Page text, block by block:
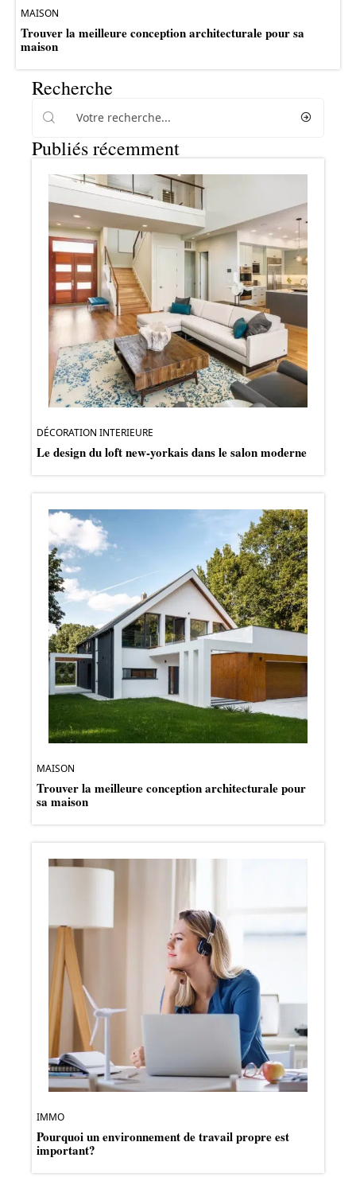
MAISON
Trouver la meilleure conception architecturale pour sa
maison
Recherche
Publiés récemment
DÉCORATION INTERIEURE
Le design du loft new-yorkais dans le salon moderne
MAISON
Trouver la meilleure conception architecturale pour
sa maison
IMMO
Pourquoi un environnement de travail propre est
important?